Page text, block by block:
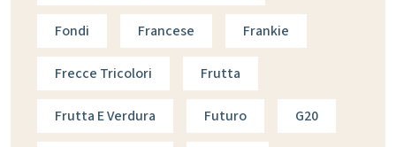
Fondi Francese Frankie
Frecce Tricolori Frutta
Frutta E Verdura Futuro G20